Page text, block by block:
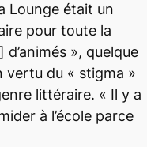
Lounge était un
pour toute la
d’animés », quelque
vertu du « stigma »
littéraire. « Il y a
à l’école parce